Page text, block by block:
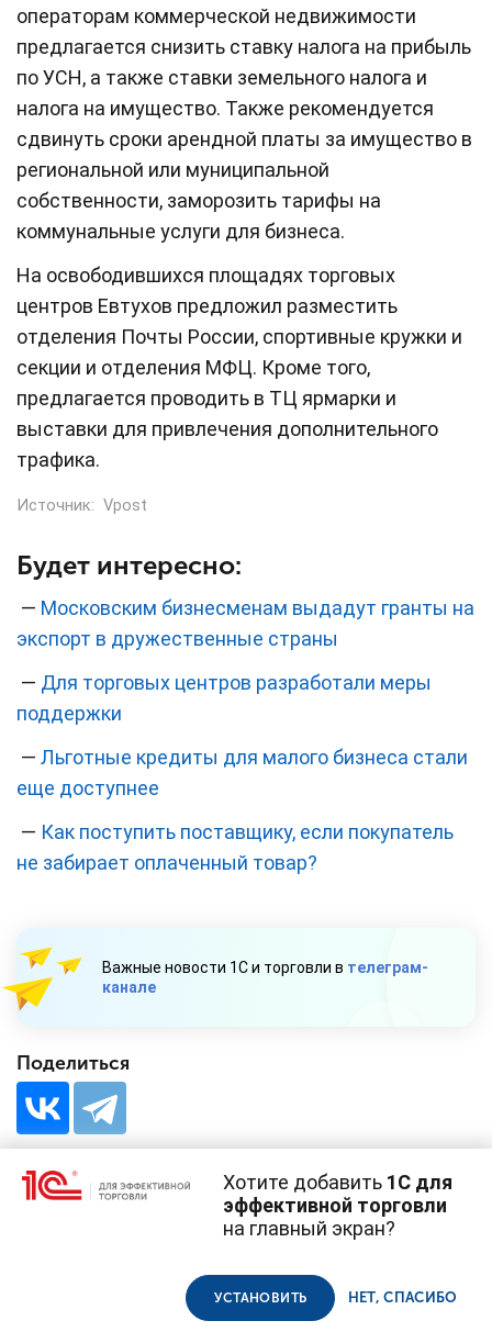
операторам коммерческой недвижимости
предлагается снизить ставку налога на прибыль
по УСН, а также ставки земельного налога и
налога на имущество. Также рекомендуется
сдвинуть сроки арендной платы за имущество в
региональной или муниципальной
собственности, заморозить тарифы на
коммунальные услуги для бизнеса.
На освободившихся площадях торговых
центров Евтухов предложил разместить
отделения Почты России, спортивные кружки и
секции и отделения МФЦ. Кроме того,
предлагается проводить в ТЦ ярмарки и
выставки для привлечения дополнительного
трафика.
Источник: Vpost
Будет интересно:
— Московским бизнесменам выдадут гранты на
экспорт в дружественные страны
— Для торговых центров разработали меры
поддержки
— Льготные кредиты для малого бизнеса стали
еще доступнее
— Как поступить поставщику, если покупатель
не забирает оплаченный товар?
Важные новости 1С и торговли в телеграм-
канале
Поделиться
© 1С, 2026. Все права защищены
cookie-файлы (файлы с данными о прошлых
использование файлов cookie в соответствии с политикой
конфиденциальности
Хотите добавить 1С для
эффективной торговли
на главный экран?
УСТАНОВИТЬ НЕТ, СПАСИБО